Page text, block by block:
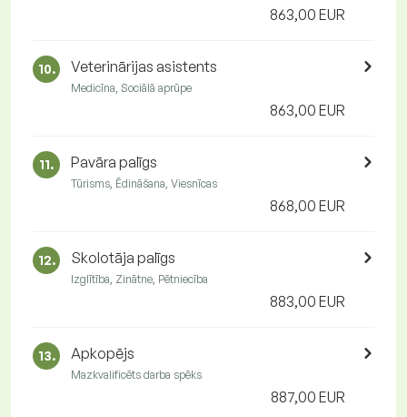
863,00 EUR
10. Veterinārijas asistents
Medicīna, Sociālā aprūpe
863,00 EUR
11. Pavāra palīgs
Tūrisms, Ēdināšana, Viesnīcas
868,00 EUR
12. Skolotāja palīgs
Izglītība, Zinātne, Pētniecība
883,00 EUR
13. Apkopējs
Mazkvalificēts darba spēks
887,00 EUR